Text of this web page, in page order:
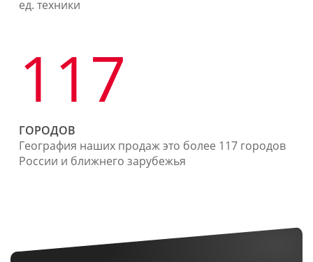
ед. техники
117
ГОРОДОВ
География наших продаж это более 117 городов
России и ближнего зарубежья